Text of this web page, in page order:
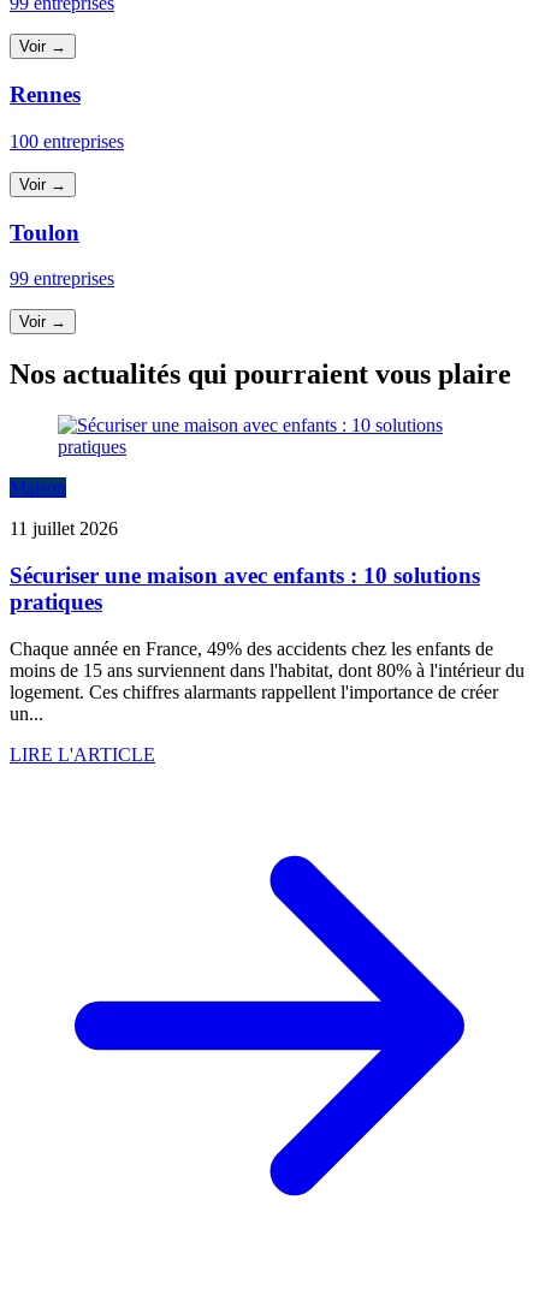
Voir →
Rennes
100 entreprises
Voir →
Toulon
99 entreprises
Voir →
Nos actualités qui pourraient vous plaire
Maison
11 juillet 2026
Sécuriser une maison avec enfants : 10 solutions
pratiques
Chaque année en France, 49% des accidents chez les enfants de
moins de 15 ans surviennent dans l'habitat, dont 80% à l'intérieur du
logement. Ces chiffres alarmants rappellent l'importance de créer
un...
LIRE L'ARTICLE